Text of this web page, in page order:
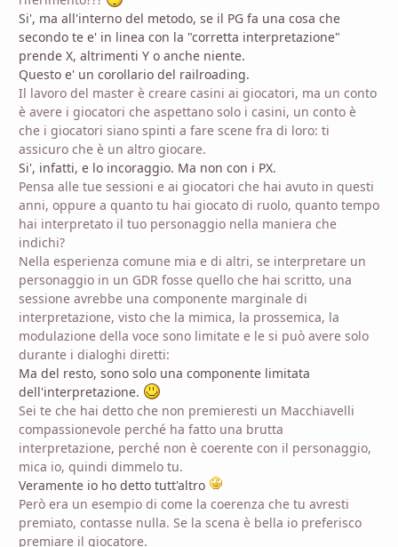
Si', ma all'interno del metodo, se il PG fa una cosa che
secondo te e' in linea con la "corretta interpretazione"
prende X, altrimenti Y o anche niente.
Questo e' un corollario del railroading.
Il lavoro del master è creare casini ai giocatori, ma un conto
è avere i giocatori che aspettano solo i casini, un conto è
che i giocatori siano spinti a fare scene fra di loro: ti
assicuro che è un altro giocare.
Si', infatti, e lo incoraggio. Ma non con i PX.
Pensa alle tue sessioni e ai giocatori che hai avuto in questi
anni, oppure a quanto tu hai giocato di ruolo, quanto tempo
hai interpretato il tuo personaggio nella maniera che
indichi?
Nella esperienza comune mia e di altri, se interpretare un
personaggio in un GDR fosse quello che hai scritto, una
sessione avrebbe una componente marginale di
interpretazione, visto che la mimica, la prossemica, la
modulazione della voce sono limitate e le si può avere solo
durante i dialoghi diretti:
Ma del resto, sono solo una componente limitata
dell'interpretazione.
Sei te che hai detto che non premieresti un Macchiavelli
compassionevole perché ha fatto una brutta
interpretazione, perché non è coerente con il personaggio,
mica io, quindi dimmelo tu.
Veramente io ho detto tutt'altro
Però era un esempio di come la coerenza che tu avresti
premiato, contasse nulla. Se la scena è bella io preferisco
premiare il giocatore.